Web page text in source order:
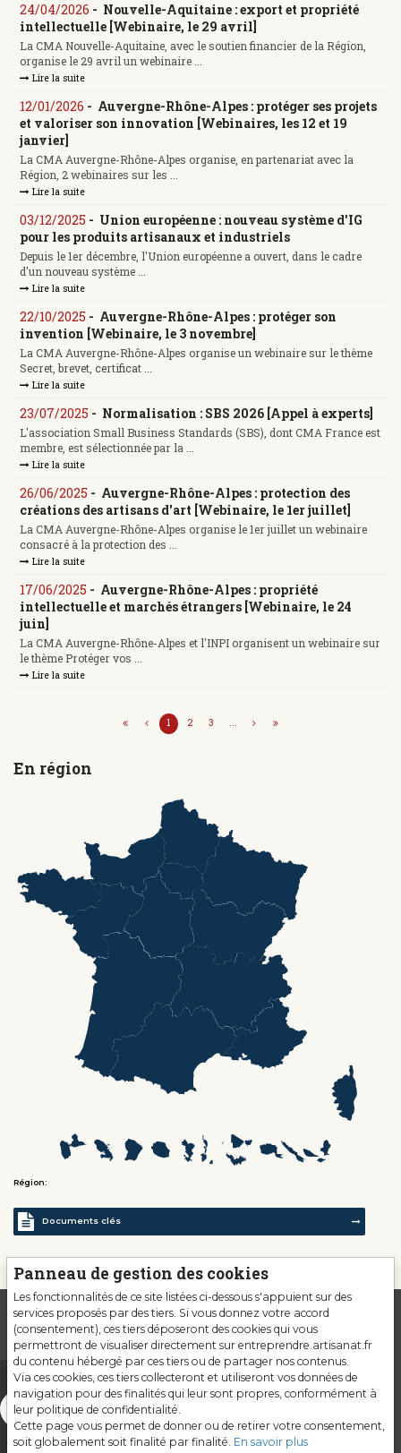
24/04/2026 - Nouvelle-Aquitaine : export et propriété
intellectuelle [Webinaire, le 29 avril]
La CMA Nouvelle-Aquitaine, avec le soutien financier de la Région,
organise le 29 avril un webinaire ...
Lire la suite
12/01/2026 - Auvergne-Rhône-Alpes : protéger ses projets
et valoriser son innovation [Webinaires, les 12 et 19
janvier]
La CMA Auvergne-Rhône-Alpes organise, en partenariat avec la
Région, 2 webinaires sur les ...
Lire la suite
03/12/2025 - Union européenne : nouveau système d'IG
pour les produits artisanaux et industriels
Depuis le 1er décembre, l'Union européenne a ouvert, dans le cadre
d'un nouveau système ...
Lire la suite
22/10/2025 - Auvergne-Rhône-Alpes : protéger son
invention [Webinaire, le 3 novembre]
La CMA Auvergne-Rhône-Alpes organise un webinaire sur le thème
Secret, brevet, certificat ...
Lire la suite
23/07/2025 - Normalisation : SBS 2026 [Appel à experts]
L'association Small Business Standards (SBS), dont CMA France est
membre, est sélectionnée par la ...
Lire la suite
26/06/2025 - Auvergne-Rhône-Alpes : protection des
créations des artisans d'art [Webinaire, le 1er juillet]
La CMA Auvergne-Rhône-Alpes organise le 1er juillet un webinaire
consacré à la protection des ...
Lire la suite
17/06/2025 - Auvergne-Rhône-Alpes : propriété
intellectuelle et marchés étrangers [Webinaire, le 24
juin]
La CMA Auvergne-Rhône-Alpes et l'INPI organisent un webinaire sur
le thème Protéger vos ...
Lire la suite
1 2 3 ...
En région
Région:
Documents clés
Panneau de gestion des cookies
Les fonctionnalités de ce site listées ci-dessous s'appuient sur des
services proposés par des tiers. Si vous donnez votre accord
(consentement), ces tiers déposeront des cookies qui vous
permettront de visualiser directement sur entreprendre.artisanat.fr
du contenu hébergé par ces tiers ou de partager nos contenus.
Via ces cookies, ces tiers collecteront et utiliseront vos données de
navigation pour des finalités qui leur sont propres, conformément à
leur politique de confidentialité.
Cette page vous permet de donner ou de retirer votre consentement,
soit globalement soit finalité par finalité. En savoir plus